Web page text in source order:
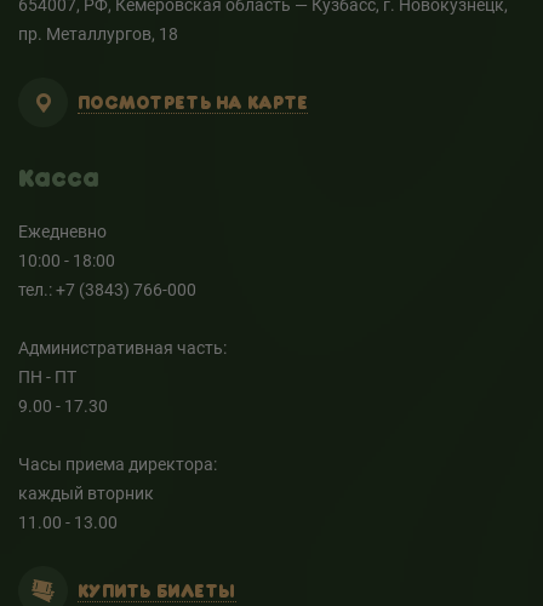
654007, РФ, Кемеровская область — Кузбасс, г. Новокузнецк,
пр. Металлургов, 18
ПОСМОТРЕТЬ НА КАРТЕ
Касса
Ежедневно
10:00 - 18:00
тел.: +7 (3843) 766-000
Административная часть:
ПН - ПТ
9.00 - 17.30
Часы приема директора:
каждый вторник
11.00 - 13.00
КУПИТЬ БИЛЕТЫ